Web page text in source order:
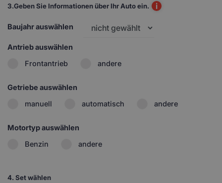
3.Geben Sie Informationen über Ihr Auto ein. i
Baujahr auswählen
Antrieb auswählen
Frontantrieb
andere
Getriebe auswählen
manuell
automatisch andere
Motortyp auswählen
Benzin
andere
4. Set wählen